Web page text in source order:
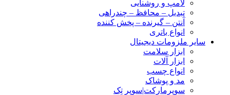
لامپ و روشنایی
تبدیل – محافظ – چندراهی
آنتن – گیرنده – پخش کننده
انواع باتری
سایر ملزومات دیجیتال
ابزار سلامت
ابزار آلات
انواع چسب
مد و پوشاک
سوپرمارکت|سوپر تِک